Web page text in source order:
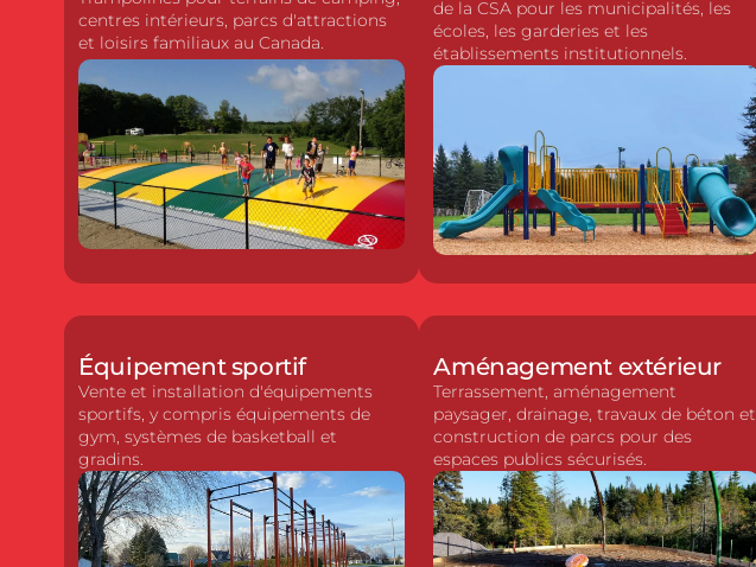
centres intérieurs, parcs d'attractions
et loisirs familiaux au Canada.
de la CSA pour les municipalités, les
écoles, les garderies et les
établissements institutionnels.
Équipement sportif
Vente et installation d'équipements
sportifs, y compris équipements de
gym, systèmes de basketball et
gradins.
Aménagement extérieur
Terrassement, aménagement
paysager, drainage, travaux de béton et
construction de parcs pour des
espaces publics sécurisés.